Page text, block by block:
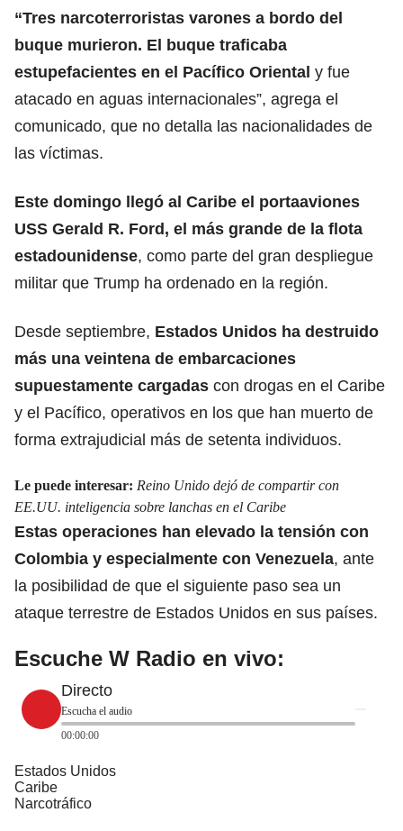
“Tres narcoterroristas varones a bordo del
buque murieron. El buque traficaba
estupefacientes en el Pacífico Oriental y fue
atacado en aguas internacionales”, agrega el
comunicado, que no detalla las nacionalidades de
las víctimas.
Este domingo llegó al Caribe el portaaviones
USS Gerald R. Ford, el más grande de la flota
estadounidense, como parte del gran despliegue
militar que Trump ha ordenado en la región.
Desde septiembre, Estados Unidos ha destruido
más una veintena de embarcaciones
supuestamente cargadas con drogas en el Caribe
y el Pacífico, operativos en los que han muerto de
forma extrajudicial más de setenta individuos.
Le puede interesar: Reino Unido dejó de compartir con
EE.UU. inteligencia sobre lanchas en el Caribe
Estas operaciones han elevado la tensión con
Colombia y especialmente con Venezuela, ante
la posibilidad de que el siguiente paso sea un
ataque terrestre de Estados Unidos en sus países.
Escuche W Radio en vivo:
Directo
Escucha el audio
00:00:00
Estados Unidos
Caribe
Narcotráfico